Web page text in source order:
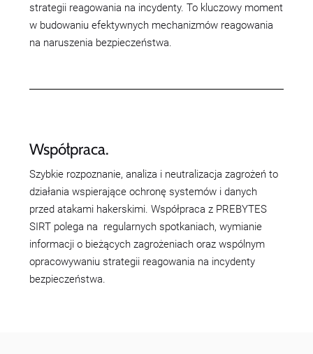
strategii reagowania na incydenty. To kluczowy moment
w budowaniu efektywnych mechanizmów reagowania
na naruszenia bezpieczeństwa.
Współpraca.
Szybkie rozpoznanie, analiza i neutralizacja zagrożeń to
działania wspierające ochronę systemów i danych
przed atakami hakerskimi. Współpraca z PREBYTES
SIRT polega na regularnych spotkaniach, wymianie
informacji o bieżących zagrożeniach oraz wspólnym
opracowywaniu strategii reagowania na incydenty
bezpieczeństwa.